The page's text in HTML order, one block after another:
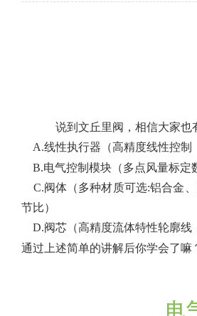
说到 文丘里阀 ，相信大家
A.线性执行器（高精度线性控制
B.电气控制模块（多点风量标定
C.阀体（多种材质可选:铝合金
节比）
D.阀芯（高精度流体特性轮廓线
通过上述简单的讲解后你学会了嘛